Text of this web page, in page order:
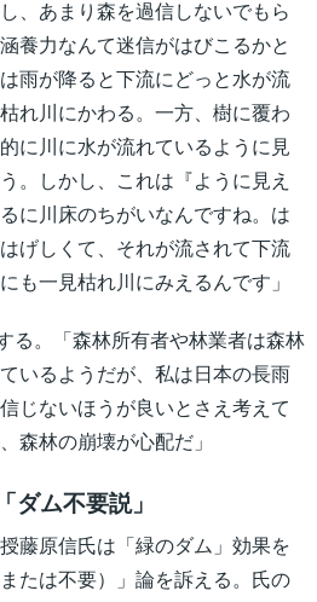
、あまり森を過信しないでもら
養力なんて迷信がはびこるかと
雨が降ると下流にどっと水が流
れ川にかわる。一方、樹に覆わ
に川に水が流れているように見
。しかし、これは『ように見え
に川床のちがいなんですね。は
げしくて、それが流されて下流
も一見枯れ川にみえるんです」
る。「森林所有者や林業者は森林
いるようだが、私は日本の長雨
じないほうが良いとさえ考えて
森林の崩壊が心配だ」
ダム不要説」
藤原信氏は「緑のダム」効果を
たは不要）」論を訴える。氏の